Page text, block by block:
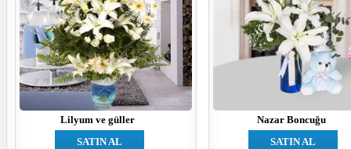
Lilyum ve güller
SATIN AL
Nazar Boncuğu
SATIN AL